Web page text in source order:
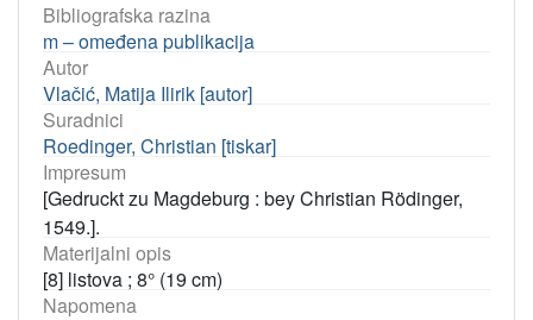
Bibliografska razina
m – omeđena publikacija
Autor
Vlačić, Matija Ilirik [autor]
Suradnici
Roedinger, Christian [tiskar]
Impresum
[Gedruckt zu Magdeburg : bey Christian Rödinger,
1549.].
Materijalni opis
[8] listova ; 8° (19 cm)
Napomena